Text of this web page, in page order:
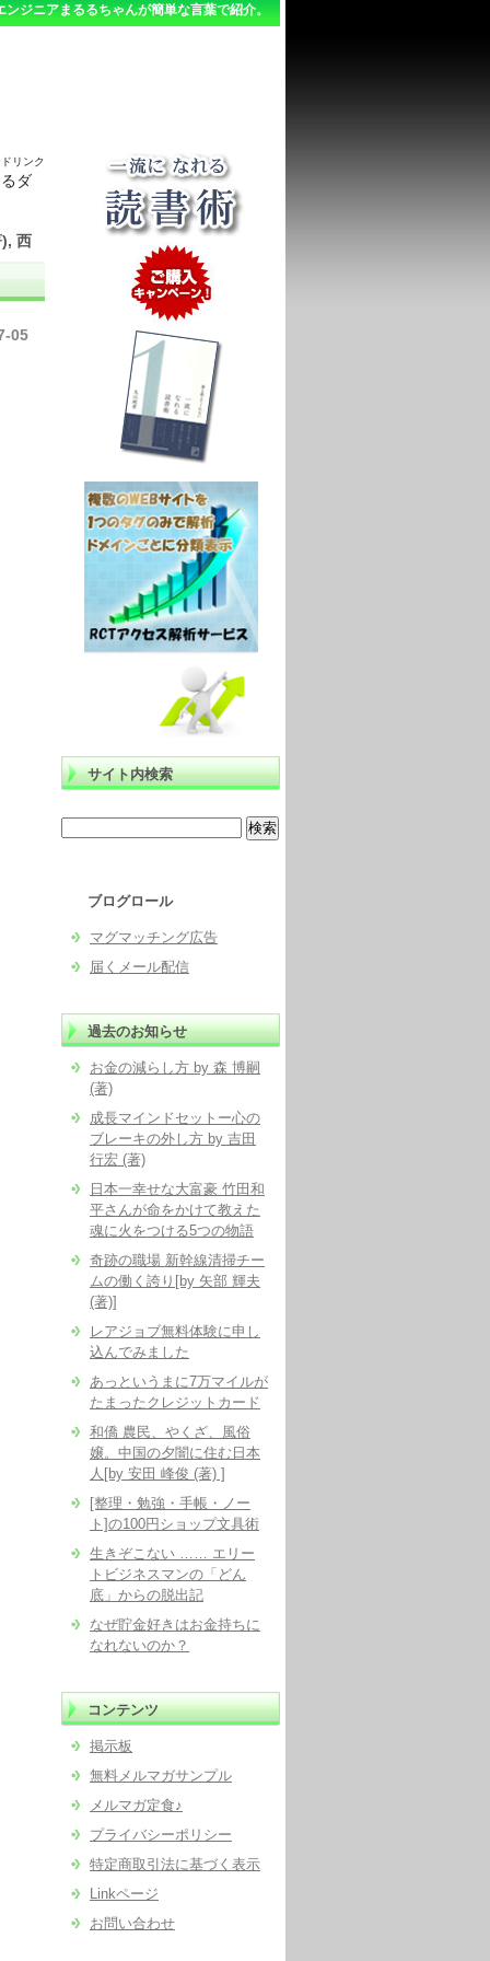
ジニアまるるちゃんが簡単な言葉で紹介。
リンク
ダ
西
05
サイト内検索
ブログロール
マグマッチング広告
届くメール配信
過去のお知らせ
お金の減らし方 by 森 博嗣
(著)
成長マインドセットー心の
ブレーキの外し方 by 吉田
行宏 (著)
日本一幸せな大富豪 竹田和
平さんが命をかけて教えた
魂に火をつける5つの物語
奇跡の職場 新幹線清掃チー
ムの働く誇り[by 矢部 輝夫
(著)]
レアジョブ無料体験に申し
込んでみました
あっというまに7万マイルが
たまったクレジットカード
和僑 農民、やくざ、風俗
嬢。中国の夕闇に住む日本
人[by 安田 峰俊 (著) ]
[整理・勉強・手帳・ノー
ト]の100円ショップ文具術
生きぞこない …… エリー
トビジネスマンの「どん
底」からの脱出記
なぜ貯金好きはお金持ちに
なれないのか？
コンテンツ
掲示板
無料メルマガサンプル
メルマガ定食♪
プライバシーポリシー
特定商取引法に基づく表示
Linkページ
お問い合わせ